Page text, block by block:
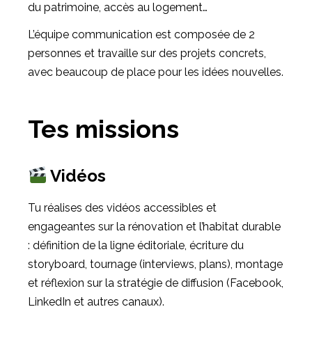
du patrimoine, accès au logement…
L’équipe communication est composée de 2
personnes et travaille sur des projets concrets,
avec beaucoup de place pour les idées nouvelles.
Tes missions
Vidéos
Tu réalises des vidéos accessibles et
engageantes sur la rénovation et l’habitat durable
: définition de la ligne éditoriale, écriture du
storyboard, tournage (interviews, plans), montage
et réflexion sur la stratégie de diffusion (Facebook,
LinkedIn et autres canaux).